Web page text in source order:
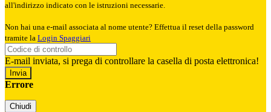
all'indirizzo indicato con le istruzioni necessarie.
Non hai una e-mail associata al nome utente? Effettua il reset della password
tramite la Login Spaggiari
E-mail inviata, si prega di controllare la casella di posta elettronica!
Errore
Chiudi